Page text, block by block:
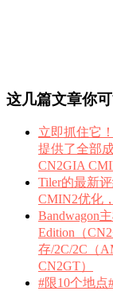
这几篇文章你
立即抓住它
提供了全部
CN2GIA
Tiler的最新
CMIN2优化
Bandwagon
Edition（
存/2C/2C（
CN2GT）
#限10个地点